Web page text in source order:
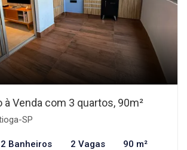
à Venda com 3 quartos, 90m²
SP
2 Banheiros 2 Vagas 90 m²